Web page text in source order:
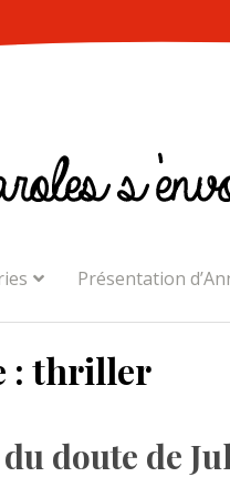
Présentation
: thriller
doute de